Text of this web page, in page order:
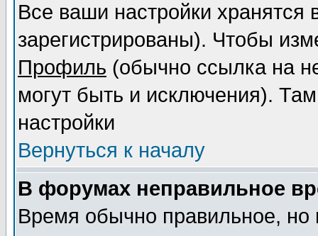
Все ваши настройки
зарегистрированы). Чтобы
Профиль (обычно ссылка на
могут быть и исключения).
настройки
Вернуться к началу
В форумах неправильное
Время обычно правильное,